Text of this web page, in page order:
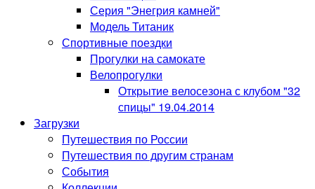
Серия "Энегрия камней"
Модель Титаник
Спортивные поездки
Прогулки на самокате
Велопрогулки
Открытие велосезона с клубом "32
спицы" 19.04.2014
Загрузки
Путешествия по России
Путешествия по другим странам
События